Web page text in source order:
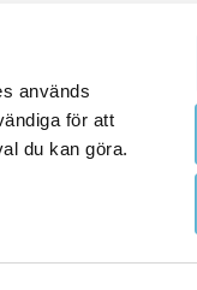
används
för att
du kan göra.